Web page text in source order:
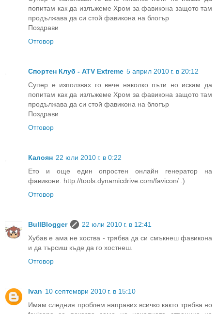
попитам как да излъжеме Хром за фавикона защото там
продължава да си стой фавикона на блогър
Поздрави
Отговор
Спортен Клуб - ATV Extreme 5 април 2010 г. в 20:12
Супер е използвах го вече няколко пъти но искам да
попитам как да излъжеме Хром за фавикона защото там
продължава да си стой фавикона на блогър
Поздрави
Отговор
Калоян 22 юли 2010 г. в 0:22
Ето и още един опростен онлайн генератор на
фавикони: http://tools.dynamicdrive.com/favicon/ :)
Отговор
BullBlogger
22 юли 2010 г. в 12:41
Хубав е ама не хоства - трябва да си смъкнеш фавикона
и да търсиш къде да го хостнеш.
Отговор
Ivan 10 септември 2010 г. в 15:10
Имам следния проблем направих всичко както трябва но